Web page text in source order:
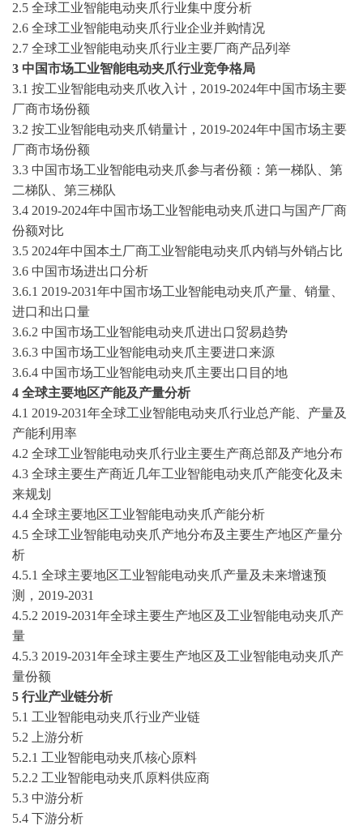
2.5 全球工业智能电动夹爪行业集中度分析
2.6 全球工业智能电动夹爪行业企业并购情况
2.7 全球工业智能电动夹爪行业主要厂商产品列举
3 中国市场工业智能电动夹爪行业竞争格局
3.1 按工业智能电动夹爪收入计， 2019-2024年中国市场主要
厂商市场份额
3.2 按工业智能电动夹爪销量计， 2019-2024年中国市场主要
厂商市场份额
3.3 中国市场工业智能电动夹爪参与者份额：第一梯队、第
二梯队、第三梯队
3.4 2019-2024年中国市场工业智能电动夹爪进口与国产厂商
份额对比
3.5 2024年中国本土厂商工业智能电动夹爪内销与外销占比
3.6 中国市场进出口分析
3.6.1 2019-2031年中国市场工业智能电动夹爪产量、销量、
进口和出口量
3.6.2 中国市场工业智能电动夹爪进出口贸易趋势
3.6.3 中国市场工业智能电动夹爪主要进口来源
3.6.4 中国市场工业智能电动夹爪主要出口目的地
4 全球主要地区产能及产量分析
4.1 2019-2031年全球工业智能电动夹爪行业总产能、产量及
产能利用率
4.2 全球工业智能电动夹爪行业主要生产商总部及产地分布
4.3 全球主要生产商近几年工业智能电动夹爪产能变化及未
来规划
4.4 全球主要地区工业智能电动夹爪产能分析
4.5 全球工业智能电动夹爪产地分布及主要生产地区产量分
析
4.5.1 全球主要地区工业智能电动夹爪产量及未来增速预
测， 2019-2031
4.5.2 2019-2031年全球主要生产地区及工业智能电动夹爪产
量
4.5.3 2019-2031年全球主要生产地区及工业智能电动夹爪产
量份额
5 行业产业链分析
5.1 工业智能电动夹爪行业产业链
5.2 上游分析
5.2.1 工业智能电动夹爪核心原料
5.2.2 工业智能电动夹爪原料供应商
5.3 中游分析
5.4 下游分析